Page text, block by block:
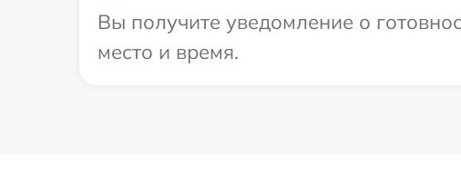
Вы получите уведомление о
место и время.